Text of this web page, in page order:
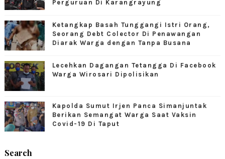
Perguruan Di Karangrayung
Ketangkap Basah Tunggangi Istri Orang,
Seorang Debt Colector Di Penawangan
Diarak Warga dengan Tanpa Busana
Lecehkan Dagangan Tetangga Di Facebook
Warga Wirosari Dipolisikan
Kapolda Sumut Irjen Panca Simanjuntak
Berikan Semangat Warga Saat Vaksin
Covid-19 Di Taput
Search